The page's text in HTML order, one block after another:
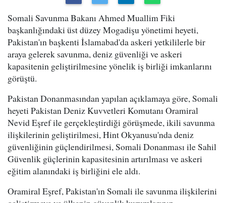
Somali Savunma Bakanı Ahmed Muallim Fiki
başkanlığındaki üst düzey Mogadişu yönetimi heyeti,
Pakistan'ın başkenti İslamabad'da askeri yetkililerle bir
araya gelerek savunma, deniz güvenliği ve askeri
kapasitenin geliştirilmesine yönelik iş birliği imkanlarını
görüştü.
Pakistan Donanmasından yapılan açıklamaya göre, Somali
heyeti Pakistan Deniz Kuvvetleri Komutanı Oramiral
Nevid Eşref ile gerçekleştirdiği görüşmede, ikili savunma
ilişkilerinin geliştirilmesi, Hint Okyanusu'nda deniz
güvenliğinin güçlendirilmesi, Somali Donanması ile Sahil
Güvenlik güçlerinin kapasitesinin artırılması ve askeri
eğitim alanındaki iş birliğini ele aldı.
Oramiral Eşref, Pakistan'ın Somali ile savunma ilişkilerini